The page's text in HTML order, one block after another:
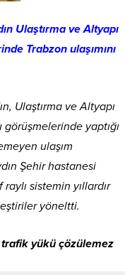
Ulaştırma ve Altyapı
Trabzon ulaşımını
Ulaştırma ve Altyapı
görüşmelerinde yaptığı
ulaşım
Şehir hastanesi
sistemin yıllardır
yöneltti.
yükü çözülemez